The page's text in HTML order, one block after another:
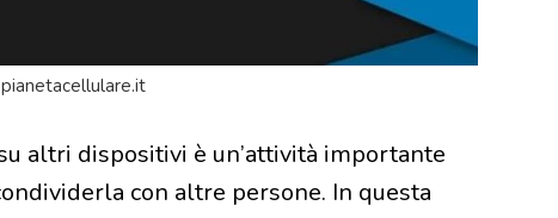
altri dispositivi è un’attività importante
con altre persone. In questa